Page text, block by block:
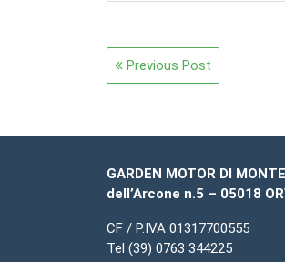
Navigazione
Previous Post
GARDEN MOTOR DI
dell’Arcone n.5 – 05018
CF / P.IVA 01317700555
Tel (39) 0763 344225